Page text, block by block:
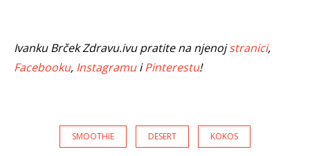
Ivanku Brček Zdravu.ivu pratite na njenojstranici,
Facebooku, InstagramuiPinterestu!
SMOOTHIE DESERT KOKOS